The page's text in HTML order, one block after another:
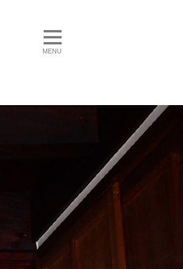
toggle navigation
MENU